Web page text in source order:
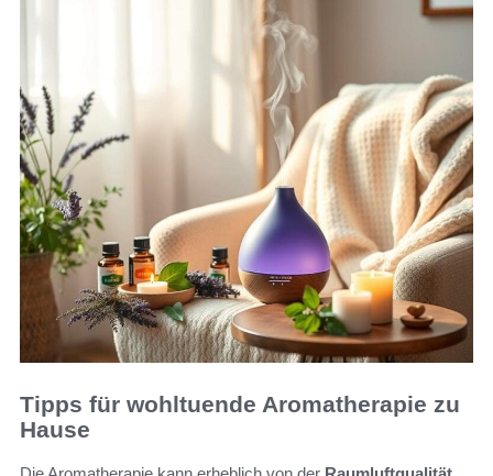
Tipps für wohltuende Aromatherapie zu
Hause